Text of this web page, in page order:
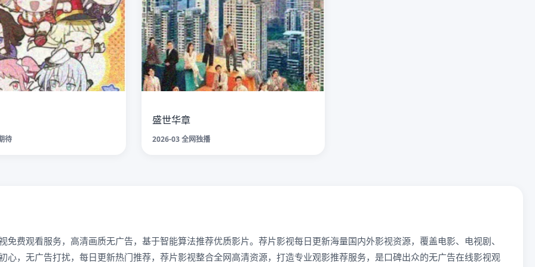
待
盛世华章
2026-03 全网独播
费观看服务，高清画质无广告，基于智能算法推荐优质影片。荐片影视每日更新海量国内外影视资源，覆盖电影、电视剧、
，无广告打扰，每日更新热门推荐，荐片影视整合全网高清资源，打造专业观影推荐服务，是口碑出众的无广告在线影视观